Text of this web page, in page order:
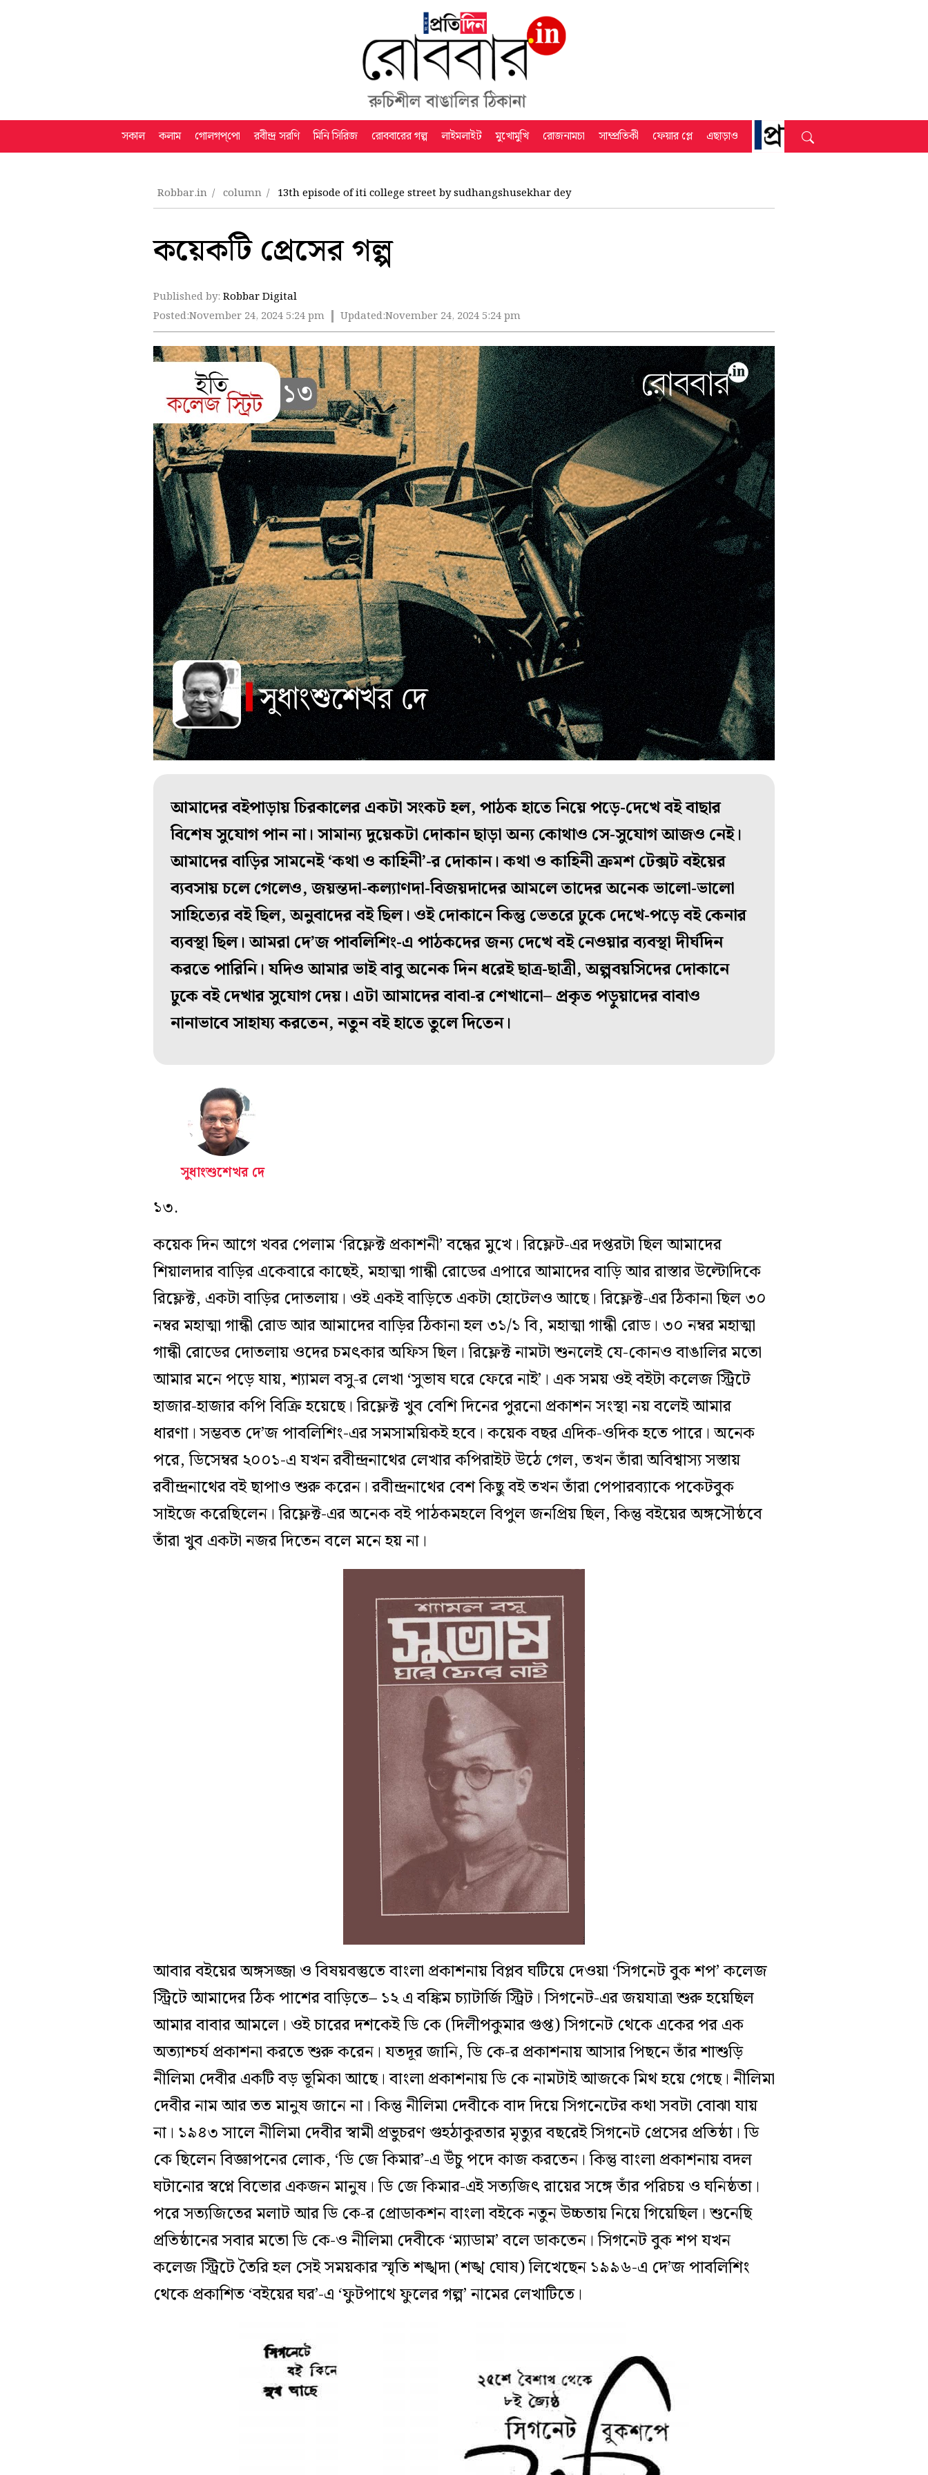
সকাল কলাম গোলগপ্‌পো রবীন্দ্র সরণি মিনি সিরিজ রোববারের গল্প লাইমলাইট মুখোমুখি রোজনামচা সাম্প্রতিকী ফেয়ার প্লে এছাড়াও
Robbar.in column 13th episode of iti college street by sudhangshusekhar dey
কয়েকটি প্রেসের গল্প
Published by: Robbar Digital
Posted:November 24, 2024 5:24 pm Updated:November 24, 2024 5:24 pm
আমাদের বইপাড়ায় চিরকালের একটা সংকট হল, পাঠক হাতে নিয়ে পড়ে-দেখে বই বাছার
বিশেষ সুযোগ পান না। সামান্য দুয়েকটা দোকান ছাড়া অন্য কোথাও সে-সুযোগ আজও নেই।
আমাদের বাড়ির সামনেই ‘কথা ও কাহিনী’-র দোকান। কথা ও কাহিনী ক্রমশ টেক্সট বইয়ের
ব্যবসায় চলে গেলেও, জয়ন্তদা-কল্যাণদা-বিজয়দাদের আমলে তাদের অনেক ভালো-ভালো
সাহিত্যের বই ছিল, অনুবাদের বই ছিল। ওই দোকানে কিন্তু ভেতরে ঢুকে দেখে-পড়ে বই কেনার
ব্যবস্থা ছিল। আমরা দে’জ পাবলিশিং-এ পাঠকদের জন্য দেখে বই নেওয়ার ব্যবস্থা দীর্ঘদিন
করতে পারিনি। যদিও আমার ভাই বাবু অনেক দিন ধরেই ছাত্র-ছাত্রী, অল্পবয়সিদের দোকানে
ঢুকে বই দেখার সুযোগ দেয়। এটা আমাদের বাবা-র শেখানো– প্রকৃত পড়ুয়াদের বাবাও
নানাভাবে সাহায্য করতেন, নতুন বই হাতে তুলে দিতেন।
সুধাংশুশেখর দে
১৩.
কয়েক দিন আগে খবর পেলাম ‘রিফ্লেক্ট প্রকাশনী’ বন্ধের মুখে। রিফ্লেট-এর দপ্তরটা ছিল আমাদের
শিয়ালদার বাড়ির একেবারে কাছেই, মহাত্মা গান্ধী রোডের এপারে আমাদের বাড়ি আর রাস্তার উল্টো‌দিকে
রিফ্লেক্ট, একটা বাড়ির দোতলায়। ওই একই বাড়িতে একটা হোটেলও আছে। রিফ্লেক্ট-এর ঠিকানা ছিল ৩০
নম্বর মহাত্মা গান্ধী রোড আর আমাদের বাড়ির ঠিকানা হল ৩১/১ বি, মহাত্মা গান্ধী রোড। ৩০ নম্বর মহাত্মা
গান্ধী রোডের দোতলায় ওদের চমৎকার অফিস ছিল। রিফ্লেক্ট নামটা শুনলেই যে-কোনও বাঙালির মতো
আমার মনে পড়ে যায়, শ্যামল বসু-র লেখা ‘সুভাষ ঘরে ফেরে নাই’। এক সময় ওই বইটা কলেজ স্ট্রিটে
হাজার-হাজার কপি বিক্রি হয়েছে। রিফ্লেক্ট খুব বেশি দিনের পুরনো প্রকাশন সংস্থা নয় বলেই আমার
ধারণা। সম্ভবত দে’জ পাবলিশিং-এর সমসাময়িকই হবে। কয়েক বছর এদিক-ওদিক হতে পারে। অনেক
পরে, ডিসেম্বর ২০০১-এ যখন রবীন্দ্রনাথের লেখার কপিরাইট উঠে গেল, তখন তাঁরা অবিশ্বাস্য সস্তায়
রবীন্দ্রনাথের বই ছাপাও শুরু করেন। রবীন্দ্রনাথের বেশ কিছু বই তখন তাঁরা পেপারব্যাকে পকেটবুক
সাইজে করেছিলেন। রিফ্লেক্ট-এর অনেক বই পাঠকমহলে বিপুল জনপ্রিয় ছিল, কিন্তু বইয়ের অঙ্গসৌষ্ঠবে
তাঁরা খুব একটা নজর দিতেন বলে মনে হয় না।
আবার বইয়ের অঙ্গসজ্জা ও বিষয়বস্তুতে বাংলা প্রকাশনায় বিপ্লব ঘটিয়ে দেওয়া ‘সিগনেট বুক শপ’ কলেজ
স্ট্রিটে আমাদের ঠিক পাশের বাড়িতে– ১২ এ বঙ্কিম চ্যাটার্জি স্ট্রিট। সিগনেট-এর জয়যাত্রা শুরু হয়েছিল
আমার বাবার আমলে। ওই চারের দশকেই ডি কে (দিলীপকুমার গুপ্ত) সিগনেট থেকে একের পর এক
অত্যাশ্চর্য প্রকাশনা করতে শুরু করেন। যতদূর জানি, ডি কে-র প্রকাশনায় আসার পিছনে তাঁর শাশুড়ি
নীলিমা দেবীর একটি বড় ভূমিকা আছে। বাংলা প্রকাশনায় ডি কে নামটাই আজকে মিথ হয়ে গেছে। নীলিমা
দেবীর নাম আর তত মানুষ জানে না। কিন্তু নীলিমা দেবীকে বাদ দিয়ে সিগনেটের কথা সবটা বোঝা যায়
না। ১৯৪৩ সালে নীলিমা দেবীর স্বামী প্রভুচরণ গুহঠাকুরতার মৃত্যুর বছরেই সিগনেট প্রেসের প্রতিষ্ঠা। ডি
কে ছিলেন বিজ্ঞাপনের লোক, ‘ডি জে কিমার’-এ উঁচু পদে কাজ করতেন। কিন্তু বাংলা প্রকাশনায় বদল
ঘটানোর স্বপ্নে বিভোর একজন মানুষ। ডি জে কিমার-এই সত্যজিৎ রায়ের সঙ্গে তাঁর পরিচয় ও ঘনিষ্ঠতা।
পরে সত্যজিতের মলাট আর ডি কে-র প্রোডাকশন বাংলা বইকে নতুন উচ্চতায় নিয়ে গিয়েছিল। শুনেছি
প্রতিষ্ঠানের সবার মতো ডি কে-ও নীলিমা দেবীকে ‘ম্যাডাম’ বলে ডাকতেন। সিগনেট বুক শপ যখন
কলেজ স্ট্রিটে তৈরি হল সেই সময়কার স্মৃতি শঙ্খদা (শঙ্খ ঘোষ) লিখেছেন ১৯৯৬-এ দে’জ পাবলিশিং
থেকে প্রকাশিত ‘বইয়ের ঘর’-এ ‘ফুটপাথে ফুলের গল্প’ নামের লেখাটিতে।